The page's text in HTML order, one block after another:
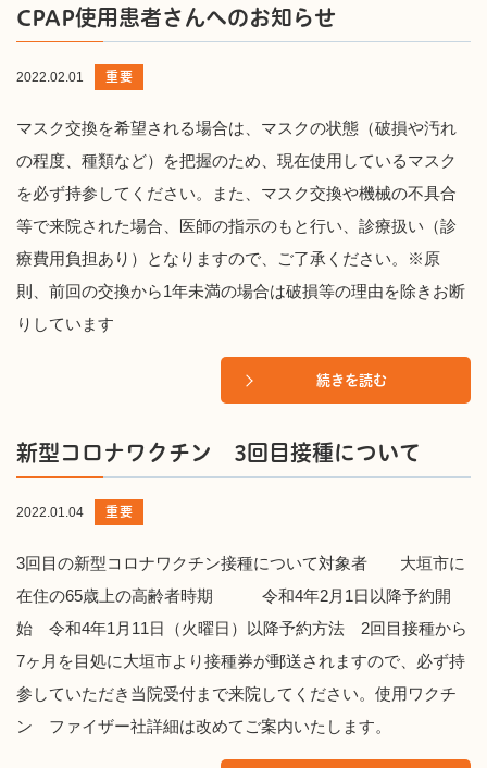
CPAP使用患者さんへのお知らせ
2022.02.01 重要
マスク交換を希望される場合は、マスクの状態（破損や汚れ
の程度、種類など）を把握のため、現在使用しているマスク
を必ず持参してください。また、マスク交換や機械の不具合
等で来院された場合、医師の指示のもと行い、診療扱い（診
療費用負担あり）となりますので、ご了承ください。※原
則、前回の交換から1年未満の場合は破損等の理由を除きお断
りしています
続きを読む
新型コロナワクチン 3回目接種について
2022.01.04 重要
3回目の新型コロナワクチン接種について対象者 大垣市に
在住の65歳上の高齢者時期 令和4年2月1日以降予約開
始 令和4年1月11日（火曜日）以降予約方法 2回目接種から
7ヶ月を目処に大垣市より接種券が郵送されますので、必ず持
参していただき当院受付まで来院してください。使用ワクチ
ン ファイザー社詳細は改めてご案内いたします。